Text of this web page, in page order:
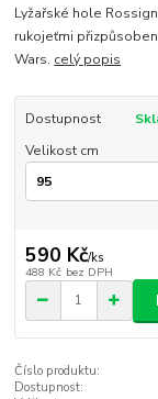
Lyžařské hole
rukojeťmi
Wars. celý popis
Dostupnost
Velikost cm
590 Kč/ks
488 Kč bez DPH
Číslo produktu:
Dostupnost: